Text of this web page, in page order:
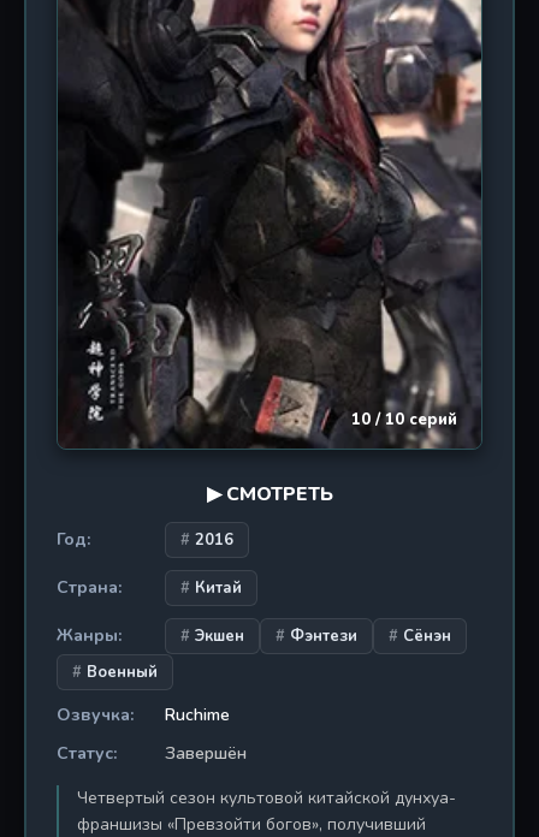
разгадывать загадки собственного
происхождения. Это история о преданности,
жертве и бесконечной борьбе за выживание
среди звёзд, где каждый новый эпизод
раскрывает всё более масштабный и пугающий
замысел врага.
10 / 10 серий
▶ СМОТРЕТЬ
Год: 2016
Страна: Китай
Жанры: Экшен Фэнтези
Сёнэн
Военный
Озвучка:
Ruchime
Статус:
Завершён
Четвертый сезон культовой китайской дунхуа-
франшизы «Превзойти богов», получивший